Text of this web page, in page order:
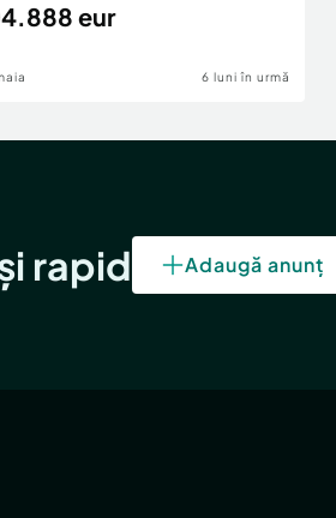
eur
6 luni în urmă
rapid Adaugă anunț